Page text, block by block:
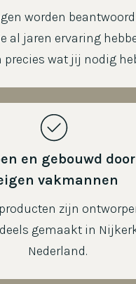
worden
al jaren ervaring
precies wat jij nodig
en gebouwd
vakmannen
zijn
gemaakt in
Nederland.